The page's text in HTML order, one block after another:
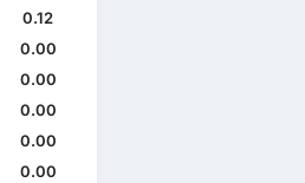
0.12
0.00
0.00
0.00
0.00
0.00